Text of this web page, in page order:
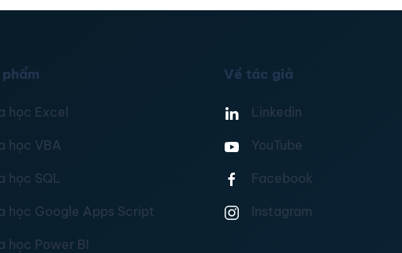
phẩm
học Excel
học VBA
học SQL
học Google Apps Script
học Power BI
Về tác giả
Linkedin
YouTube
Facebook
Instagram